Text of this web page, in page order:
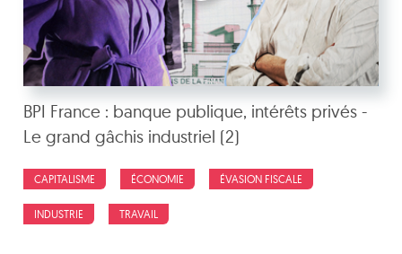
BPI France : banque publique, intérêts privés -
Le grand gâchis industriel (2)
CAPITALISME ÉCONOMIE ÉVASION FISCALE
INDUSTRIE TRAVAIL